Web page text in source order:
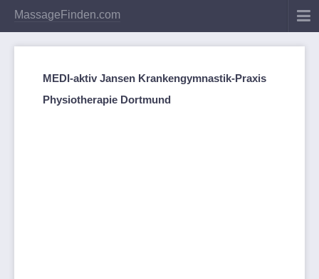
MassageFinden.com
MEDI-aktiv Jansen Krankengymnastik-Praxis
Physiotherapie Dortmund